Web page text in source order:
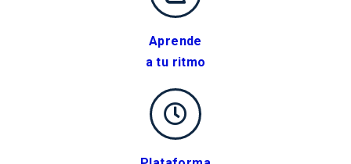
Aprende
a tu ritmo